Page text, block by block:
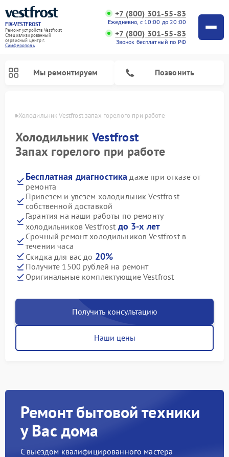
FIX-VESTFROST
Ремонт устройств Vestfrost
Специализированный
cервисный центр г.
Симферополь
+7 (800) 301-55-83
Ежедневно, с 10:00 до 20:00
+7 (800) 301-55-83
Звонок бесплатный по РФ
Мы ремонтируем Позвонить
Холодильник Vestfrost запах горелого при работе
Холодильник Vestfrost
Запах горелого при работе
Бесплатная диагностика даже при отказе от
ремонта
Привезем и увезем холодильник Vestfrost
собственной доставкой
Гарантия на наши работы по ремонту
холодильников Vestfrost до 3-х лет
Срочный ремонт холодильников Vestfrost в
течении часа
Скидка для вас до 20%
Получите 1500 рублей на ремонт
Оригинальные комплектующие Vestfrost
Получить консультацию
Наши цены
Ремонт бытовой техники
у Вас дома
С выездом квалифицированного мастера